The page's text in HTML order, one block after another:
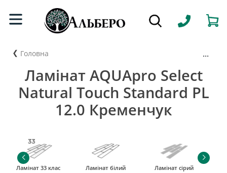
Головна ...
Ламінат AQUApro Select
Natural Touch Standard PL
12.0 Кременчук
Ламінат 33 клас Ламінат білий Ламінат сірий